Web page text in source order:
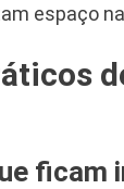
espaço
ficam